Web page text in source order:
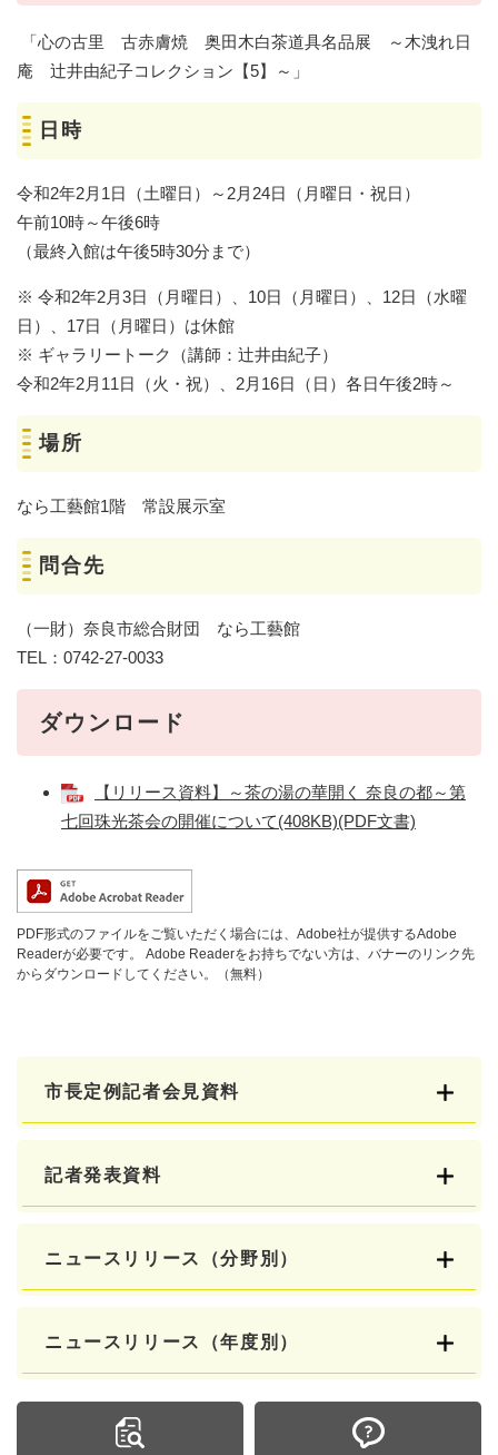
「心の古里 古赤膚焼 奥田木白茶道具名品展 ～木洩れ日
庵 辻井由紀子コレクション【5】～」
日時
令和2年2月1日（土曜日）～2月24日（月曜日・祝日）
午前10時～午後6時
（最終入館は午後5時30分まで）
※ 令和2年2月3日（月曜日）、10日（月曜日）、12日（水曜
日）、17日（月曜日）は休館
※ ギャラリートーク（講師：辻井由紀子）
令和2年2月11日（火・祝）、2月16日（日）各日午後2時～
場所
なら工藝館1階 常設展示室
問合先
（一財）奈良市総合財団 なら工藝館
TEL：0742-27-0033
ダウンロード
【リリース資料】～茶の湯の華開く 奈良の都～第
七回珠光茶会の開催について(408KB)(PDF文書)
PDF形式のファイルをご覧いただく場合には、Adobe社が提供するAdobe
Readerが必要です。
Adobe Readerをお持ちでない方は、バナーのリンク先
からダウンロードしてください。（無料）
市長定例記者会見資料
記者発表資料
ニュースリリース（分野別）
ニュースリリース（年度別）